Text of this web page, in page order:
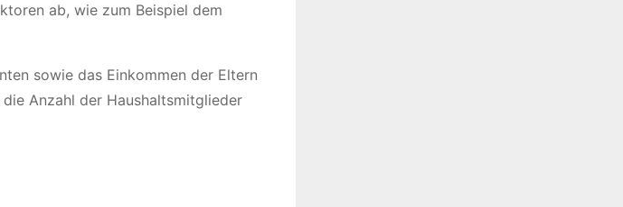
ab, wie zum Beispiel dem
sowie das Einkommen der Eltern
Anzahl der Haushaltsmitglieder